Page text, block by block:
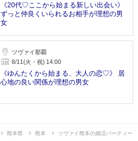
《20代♡ここから始まる新しい出会い》
ずっと仲良くいられるお相手が理想の男
女
ツヴァイ那覇
8/11(火・祝) 14:00
《ゆんたくから始まる、大人の恋♡》 居
心地の良い関係が理想の男女
熊本県 熊本 ツヴァイ熊本の婚活パーティー